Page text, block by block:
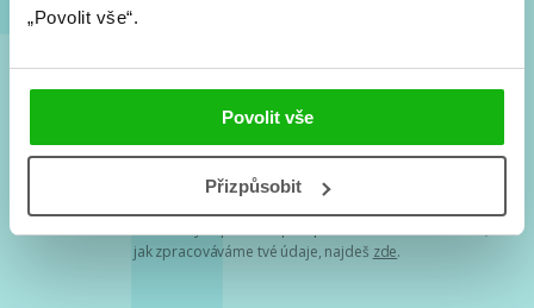
„Povolit vše“.
Povolit vše
Přizpůsobit
Souhlasím spodmínkami zpracování osobních údajů
Tvá e-mailová adresa je u nás v bezpečí. Přečti si
jak zpracováváme tvé údaje, najdeš zde.